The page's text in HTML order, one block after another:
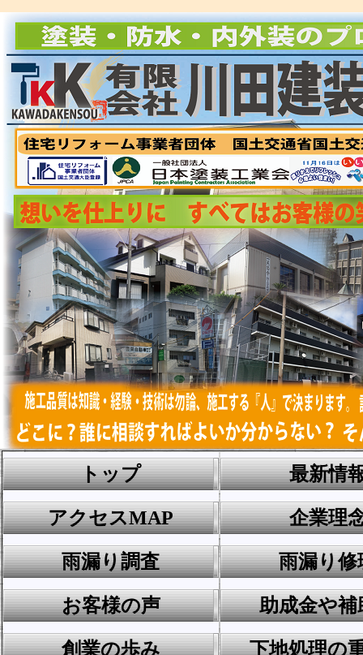
トップ 最新情
アクセスMAP 企業理
雨漏り調査 雨漏り修
お客様の声 助成金や補
創業の歩み 下地処理の